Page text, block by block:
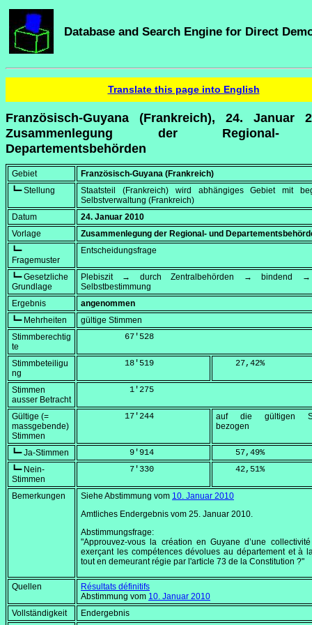
Database and Search Engine for Direct
Translate this page into English
Französisch-Guyana (Frankreich), 24. Januar
Zusammenlegung der Regional-
Departementsbehörden
Gebiet
Französisch-Guyana (Frankreich)
┗━ Stellung
Staatsteil (Frankreich) wird abhängiges Gebiet mit
Selbstverwaltung (Frankreich)
Datum
24. Januar 2010
Vorlage
Zusammenlegung der Regional- und
┗━
Fragemuster
Entscheidungsfrage
┗━ Gesetzliche
Grundlage
Plebiszit → durch Zentralbehörden → bindend →
Selbstbestimmung
Ergebnis
angenommen
┗━ Mehrheiten
gültige Stimmen
Stimmberechtig
te
         67'528
Stimmbeteiligu
ng
         18'519
    27,42
%
Stimmen
ausser Betracht
          1'275
Gültige (=
massgebende)
Stimmen
         17'244
auf die gültigen
bezogen
┗━ Ja-Stimmen
          9'914
    57,49
%
┗━ Nein-
Stimmen
          7'330
    42,51
%
Bemerkungen Siehe Abstimmung vom 10. Januar 2010
Amtliches Endergebnis vom 25. Januar 2010.
Abstimmungsfrage:
"Approuvez-vous la création en Guyane d’une
exerçant les compétences dévolues au département et à
tout en demeurant régie par l'article 73 de la Constitution ?"
Quellen
Résultats définitifs
Abstimmung vom 10. Januar 2010
Vollständigkeit
Endergebnis